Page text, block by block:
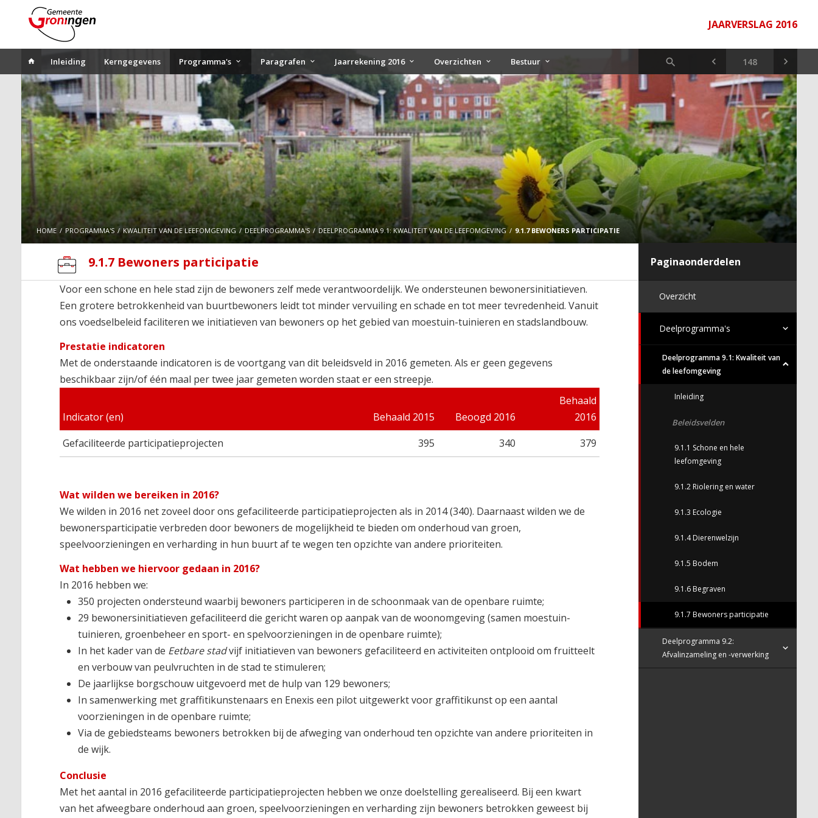
JAARVERSLAG 2016
Inleiding Kerngegevens Programma's Paragrafen Jaarrekening 2016 Overzichten Bestuur
HOME PROGRAMMA'S KWALITEIT VAN DE LEEFOMGEVING DEELPROGRAMMA'S DEELPROGRAMMA 9.1: KWALITEIT VAN DE LEEFOMGEVING 9.1.7 BEWONERS PARTICIPATIE
Paginaonderdelen
Overzicht
Deelprogramma's
Deelprogramma 9.1: Kwaliteit van
de leefomgeving
Inleiding
Beleidsvelden
9.1.1 Schone en hele
leefomgeving
9.1.2 Riolering en water
9.1.3 Ecologie
9.1.4 Dierenwelzijn
9.1.5 Bodem
9.1.6 Begraven
9.1.7 Bewoners participatie
Deelprogramma 9.2:
Afvalinzameling en -verwerking
9.1.7 Bewoners participatie
Voor een schone en hele stad zijn de bewoners zelf mede verantwoordelijk. We ondersteunen bewonersinitiatieven.
Een grotere betrokkenheid van buurtbewoners leidt tot minder vervuiling en schade en tot meer tevredenheid. Vanuit
ons voedselbeleid faciliteren we initiatieven van bewoners op het gebied van moestuin-tuinieren en stadslandbouw.
Prestatie indicatoren
Met de onderstaande indicatoren is de voortgang van dit beleidsveld in 2016 gemeten. Als er geen gegevens
beschikbaar zijn/of één maal per twee jaar gemeten worden staat er een streepje.
Indicator (en) Behaald 2015 Beoogd 2016
Behaald
2016
Gefaciliteerde participatieprojecten
395 340 379
Wat wilden we bereiken in 2016?
We wilden in 2016 net zoveel door ons gefaciliteerde participatieprojecten als in 2014 (340). Daarnaast wilden we de
bewonersparticipatie verbreden door bewoners de mogelijkheid te bieden om onderhoud van groen,
speelvoorzieningen en verharding in hun buurt af te wegen ten opzichte van andere prioriteiten.
Wat hebben we hiervoor gedaan in 2016?
In 2016 hebben we:
350 projecten ondersteund waarbij bewoners participeren in de schoonmaak van de openbare ruimte;
29 bewonersinitiatieven gefaciliteerd die gericht waren op aanpak van de woonomgeving (samen moestuin-
tuinieren, groenbeheer en sport- en spelvoorzieningen in de openbare ruimte);
In het kader van de Eetbare stadvijf initiatieven van bewoners gefaciliteerd en activiteiten ontplooid om fruitteelt
en verbouw van peulvruchten in de stad te stimuleren;
De jaarlijkse borgschouw uitgevoerd met de hulp van 129 bewoners;
In samenwerking met graffitikunstenaars en Enexis een pilot uitgewerkt voor graffitikunst op een aantal
voorzieningen in de openbare ruimte;
Via de gebiedsteams bewoners betrokken bij de afweging van onderhoud ten opzichte van andere prioriteiten in
de wijk.
Conclusie
Met het aantal in 2016 gefaciliteerde participatieprojecten hebben we onze doelstelling gerealiseerd. Bij een kwart
van het afweegbare onderhoud aan groen, speelvoorzieningen en verharding zijn bewoners betrokken geweest bij